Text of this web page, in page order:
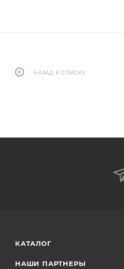
НАЗАД К СПИСКУ
КАТАЛОГ
НАШИ ПАРТНЕРЫ